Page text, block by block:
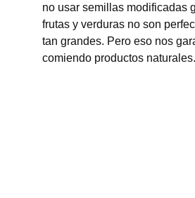
no usar semillas modificadas
frutas y verduras no son
tan grandes. Pero eso nos
comiendo productos naturales.